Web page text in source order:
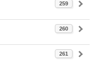
259
260
261